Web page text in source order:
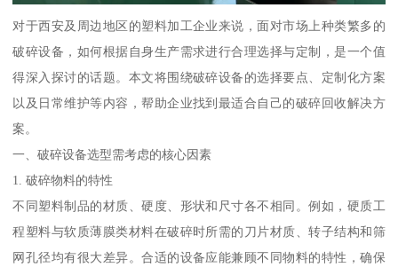
对于西安及周边地区的塑料加工企业来说，面对市场上种类繁多的
破碎设备，如何根据自身生产需求进行合理选择与定制，是一个值
得深入探讨的话题。本文将围绕破碎设备的选择要点、定制化方案
以及日常维护等内容，帮助企业找到最适合自己的破碎回收解决方
案。
一、破碎设备选型需考虑的核心因素
1. 破碎物料的特性
不同塑料制品的材质、硬度、形状和尺寸各不相同。例如，硬质工
程塑料与软质薄膜类材料在破碎时所需的刀片材质、转子结构和筛
网孔径均有很大差异。合适的设备应能兼顾不同物料的特性，确保